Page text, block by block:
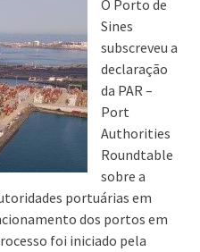
O Porto de
Sines
subscreveu a
declaração
da PAR –
Port
Authorities
Roundtable
sobre a
portuárias em
dos portos em
foi iniciado pela